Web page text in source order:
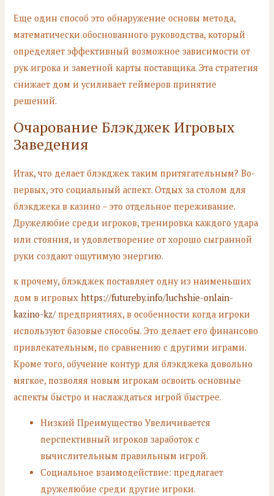
Еще один способ это обнаружение основы метода,
математически обоснованного руководства, который
определяет эффективный возможное зависимости от
рук игрока и заметной карты поставщика. Эта стратегия
снижает дом и усиливает геймеров принятие
решений.
Очарование Блэкджек Игровых
Заведения
Итак, что делает блэкджек таким притягательным? Во-
первых, это социальный аспект. Отдых за столом для
блэкджека в казино – это отдельное переживание.
Дружелюбие среди игроков, тренировка каждого удара
или стояния, и удовлетворение от хорошо сыгранной
руки создают ощутимую энергию.
к прочему, блэкджек поставляет одну из наименьших
дом в игровыхhttps://futureby.info/luchshie-onlain-
kazino-kz/предприятиях, в особенности когда игроки
используют базовые способы. Это делает его финансово
привлекательным, по сравнению с другими играми.
Кроме того, обучение контур для блэкджека довольно
мягкое, позволяя новым игрокам освоить основные
аспекты быстро и наслаждаться игрой быстрее.
Низкий Преимущество Увеличивается
перспективный игроков заработок с
вычислительным правильным игрой.
Социальное взаимодействие: предлагает
дружелюбие среди другие игроки.